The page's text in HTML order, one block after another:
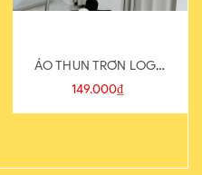
ÁO THUN TRƠN LOGO
SAU
149.000₫